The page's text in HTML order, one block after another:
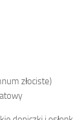
złociste)